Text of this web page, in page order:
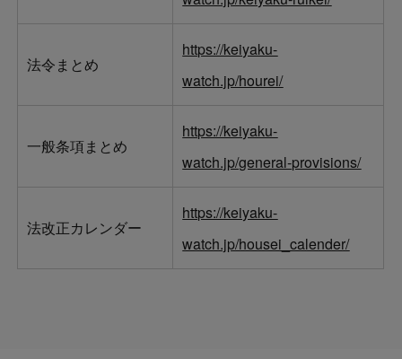
法令まとめ
https://keiyaku-
watch.jp/hourei/
一般条項まとめ
https://keiyaku-
watch.jp/general-provisions/
法改正カレンダー
https://keiyaku-
watch.jp/housei_calender/